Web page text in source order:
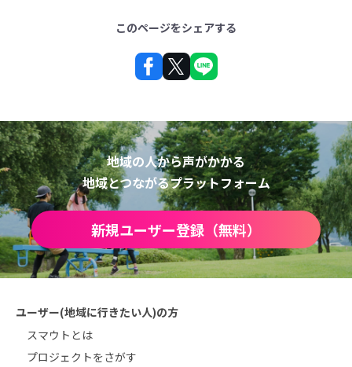
このページをシェアする
地域の人から声がかかる
地域とつながるプラットフォーム
新規ユーザー登録（無料）
ユーザー(地域に行きたい人)の方
スマウトとは
プロジェクトをさがす